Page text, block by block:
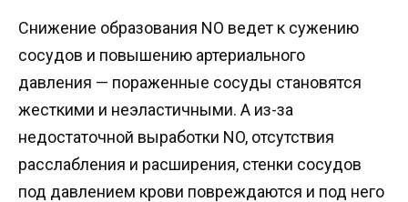
Снижение образования NO ведет к сужению
сосудов и повышению артериального
давления — пораженные сосуды становятся
жесткими и неэластичными. А из-за
недостаточной выработки NO, отсутствия
расслабления и расширения, стенки сосудов
под давлением крови повреждаются и под него